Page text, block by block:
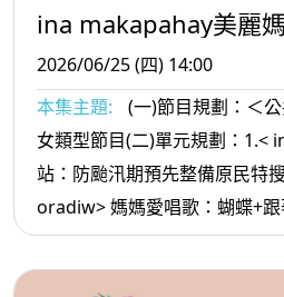
ina makapahay美麗
2026/06/25 (四) 14:00
本集主題:
(一)節目規劃：＜
女類型節目(二)單元規劃：1.<
站：防颱汛期預先整備原民特搜隊成
oradiw> 媽媽愛唱歌：蝴蝶+跟著走 3.< ina
媽媽放輕鬆:停止解釋